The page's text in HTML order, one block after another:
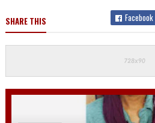
SHARE THIS Facebook